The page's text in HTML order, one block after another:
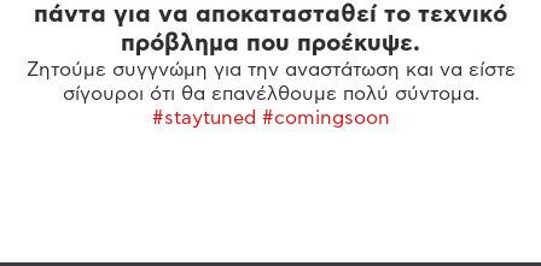
πάντα για να αποκατασταθεί το τεχνικό
πρόβλημα που προέκυψε.
Ζητούμε συγγνώμη για την αναστάτωση και να είστε
σίγουροι ότι θα επανέλθουμε πολύ σύντομα.
#staytuned #comingsoon